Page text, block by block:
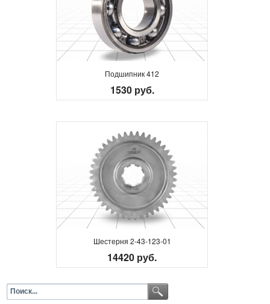
Подшипник 412
1530 руб.
Шестерня 2-43-123-01
14420 руб.